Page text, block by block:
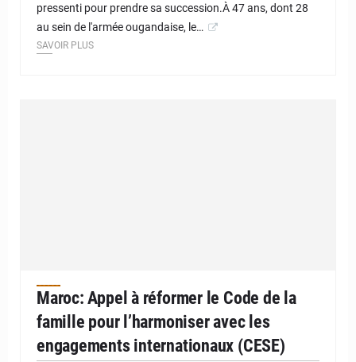
pressenti pour prendre sa succession.À 47 ans, dont 28
au sein de l'armée ougandaise, le…
SAVOIR PLUS
Maroc: Appel à réformer le Code de la
famille pour l’harmoniser avec les
engagements internationaux (CESE)